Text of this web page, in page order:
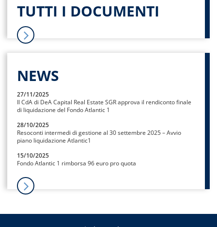
TUTTI I DOCUMENTI
NEWS
27/11/2025
Il CdA di DeA Capital Real Estate SGR approva il rendiconto finale
di liquidazione del Fondo Atlantic 1
28/10/2025
Resoconti intermedi di gestione al 30 settembre 2025 – Avvio
piano liquidazione Atlantic1
15/10/2025
Fondo Atlantic 1 rimborsa 96 euro pro quota